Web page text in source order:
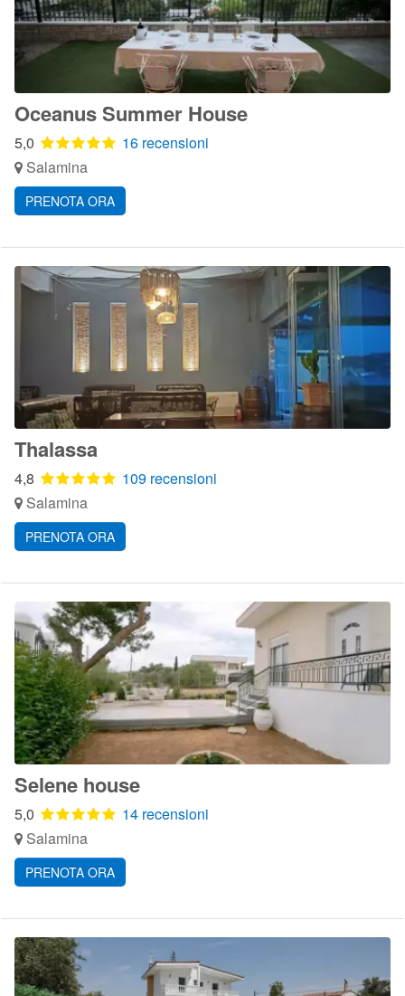
Oceanus Summer House
5,0
16 recensioni
Salamina
PRENOTA ORA
Thalassa
4,8
109 recensioni
Salamina
PRENOTA ORA
Selene house
5,0
14 recensioni
Salamina
PRENOTA ORA